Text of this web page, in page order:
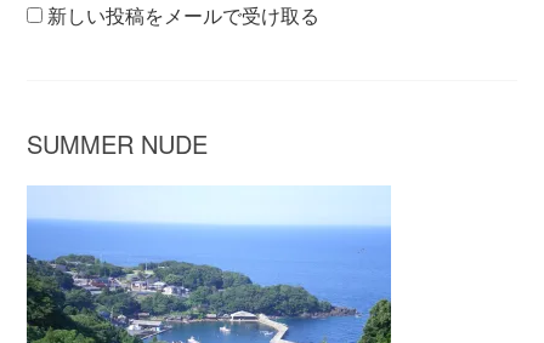
新しい投稿をメールで受け取る
SUMMER NUDE